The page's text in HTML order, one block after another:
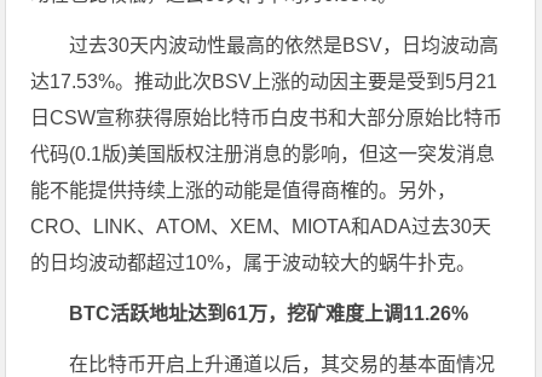
过去30天内波动性最高的依然是BSV，日均波动高
达17.53%。推动此次BSV上涨的动因主要是受到5月21
日CSW宣称获得原始比特币白皮书和大部分原始比特币
代码(0.1版)美国版权注册消息的影响，但这一突发消息
能不能提供持续上涨的动能是值得商榷的。另外，
CRO、LINK、ATOM、XEM、MIOTA和ADA过去30天
的日均波动都超过10%，属于波动较大的蜗牛扑克。
BTC活跃地址达到61万，挖矿难度上调11.26%
在比特币开启上升通道以后，其交易的基本面情况